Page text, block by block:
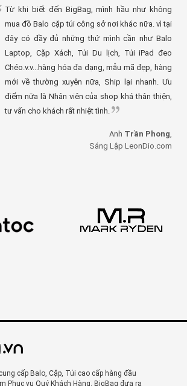
Từ khi biết đến BigBag, mình hầu như không
mua đồ Balo cặp túi công sở nơi khác nữa. vì tại
đây có đầy đủ những thứ mình cần như Balo
Laptop, Cặp Xách, Túi Du lịch, Túi iPad đeo
Chéo.v.v...hàng hóa đa dạng, mẫu mã đẹp, hàng
mới về thường xuyên nữa, Ship lại nhanh. Ưu
điểm nữa là Nhân viên của shop khá thân thiện,
tư vấn cho khách rất nhiệt tình.
Anh Trần Phong,
Sáng Lập LeonDio.com
cấp Balo, Cặp, Túi cao cấp hàng đầu
Phục vụ Quý Khách Hàng. BigBag đưa ra